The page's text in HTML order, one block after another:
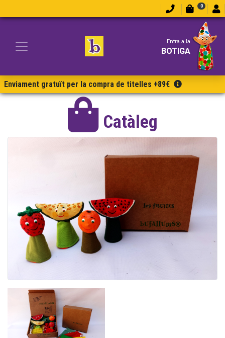
0
Entra a la
BOTIGA
Enviament gratuït per la compra de titelles +89€
Catàleg